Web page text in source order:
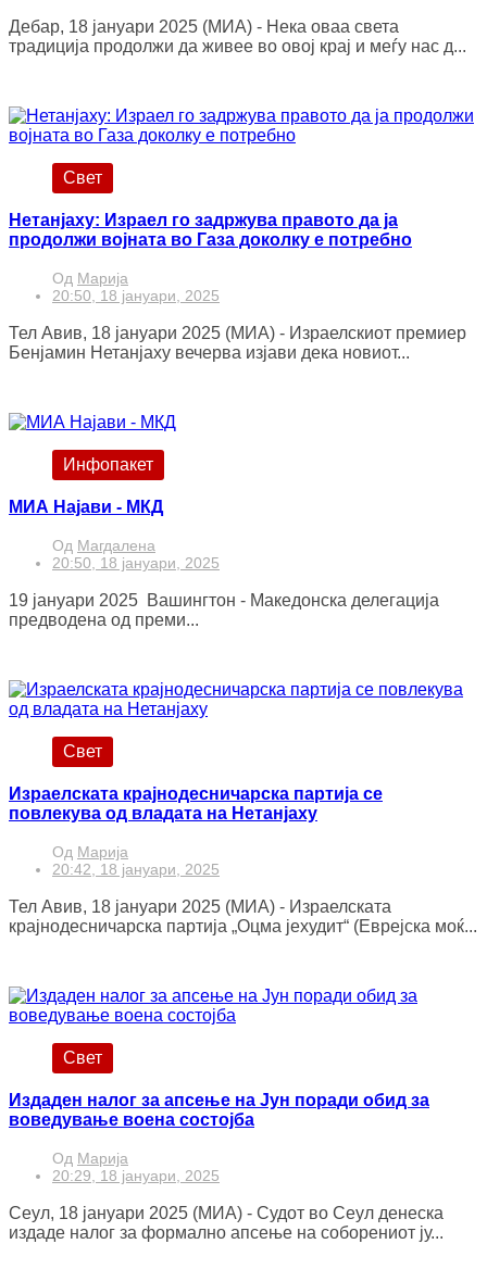
Дебар, 18 јануари 2025 (МИА) - Нека оваа света
традиција продолжи да живее во овој крај и меѓу нас д...
Свет
Нетанјаху: Израел го задржува правото да ја
продолжи војната во Газа доколку е потребно
Од Марија
20:50, 18 јануари, 2025
Тел Авив, 18 јануари 2025 (МИА) - Израелскиот премиер
Бенјамин Нетанјаху вечерва изјави дека новиот...
Инфопакет
МИА Најави - МКД
Од Магдалена
20:50, 18 јануари, 2025
19 јануари 2025 Вашингтон - Македонска делегација
предводена од преми...
Свет
Израелската крајнодесничарска партија се
повлекува од владата на Нетанјаху
Од Марија
20:42, 18 јануари, 2025
Тел Авив, 18 јануари 2025 (МИА) - Израелската
крајнодесничарска партија „Оцма јехудит“ (Еврејска моќ...
Свет
Издаден налог за апсење на Јун поради обид за
воведување воена состојба
Од Марија
20:29, 18 јануари, 2025
Сеул, 18 јануари 2025 (МИА) - Судот во Сеул денеска
издаде налог за формално апсење на соборениот ју...